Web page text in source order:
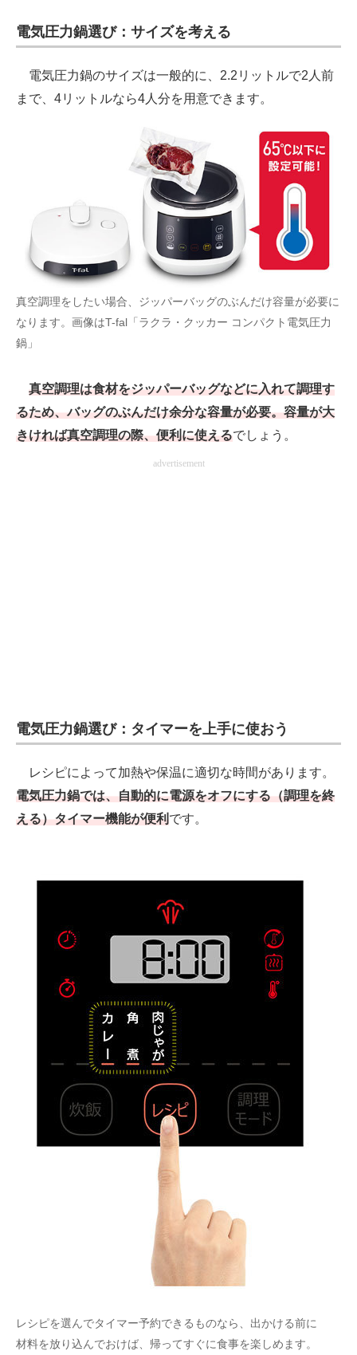
電気圧力鍋選び：サイズを考える
電気圧力鍋のサイズは一般的に、2.2リットルで2人前
まで、4リットルなら4人分を用意できます。
真空調理をしたい場合、ジッパーバッグのぶんだけ容量が必要に
なります。画像はT-fal「ラクラ・クッカー コンパクト電気圧力
鍋」
真空調理は食材をジッパーバッグなどに入れて調理す
るため、バッグのぶんだけ余分な容量が必要。容量が大
きければ真空調理の際、便利に使えるでしょう。
advertisement
電気圧力鍋選び：タイマーを上手に使おう
レシピによって加熱や保温に適切な時間があります。
電気圧力鍋では、自動的に電源をオフにする（調理を終
える）タイマー機能が便利 です。
レシピを選んでタイマー予約できるものなら、出かける前に
材料を放り込んでおけば、帰ってすぐに食事を楽しめます。